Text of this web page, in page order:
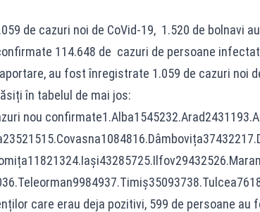
de cazuri noi de CoVid-19, 1.520 de
114.648 de cazuri de persoane
au fost înregistrate 1.059 de cazuri noi
în tabelul de mai jos:
nou
care erau deja pozitivi, 599 de persoane